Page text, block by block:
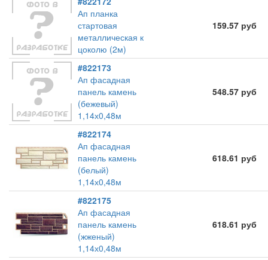
Ап планка
стартовая
металлическая к
цоколю (2м)
159.57 руб
#822173
Ап фасадная
панель камень
(бежевый)
1,14х0,48м
548.57 руб
#822174
Ап фасадная
панель камень
(белый)
1,14х0,48м
618.61 руб
#822175
Ап фасадная
панель камень
(жженый)
1,14х0,48м
618.61 руб